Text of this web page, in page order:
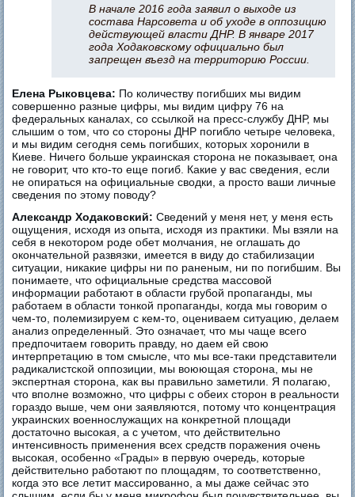
В начале 2016 года заявил о выходе из
состава Нарсовета и об уходе в оппозицию
действующей власти ДНР. В январе 2017
года Ходаковскому официально был
запрещен въезд на территорию России.
Елена Рыковцева: По количеству погибших мы видим
совершенно разные цифры, мы видим цифру 76 на
федеральных каналах, со ссылкой на пресс-службу ДНР, мы
слышим о том, что со стороны ДНР погибло четыре человека,
и мы видим сегодня семь погибших, которых хоронили в
Киеве. Ничего больше украинская сторона не показывает, она
не говорит, что кто-то еще погиб. Какие у вас сведения, если
не опираться на официальные сводки, а просто ваши личные
сведения по этому поводу?
Александр Ходаковский: Сведений у меня нет, у меня есть
ощущения, исходя из опыта, исходя из практики. Мы взяли на
себя в некотором роде обет молчания, не оглашать до
окончательной развязки, имеется в виду до стабилизации
ситуации, никакие цифры ни по раненым, ни по погибшим. Вы
понимаете, что официальные средства массовой
информации работают в области грубой пропаганды, мы
работаем в области тонкой пропаганды, когда мы говорим о
чем-то, полемизируем с кем-то, оцениваем ситуацию, делаем
анализ определенный. Это означает, что мы чаще всего
предпочитаем говорить правду, но даем ей свою
интерпретацию в том смысле, что мы все-таки представители
радикалистской оппозиции, мы воюющая сторона, мы не
экспертная сторона, как вы правильно заметили. Я полагаю,
что вполне возможно, что цифры с обеих сторон в реальности
гораздо выше, чем они заявляются, потому что концентрация
украинских военнослужащих на конкретной площади
достаточно высокая, а с учетом, что действительно
интенсивность применения всех средств поражения очень
высокая, особенно «Грады» в первую очередь, которые
действительно работают по площадям, то соответственно,
когда это все летит массированно, а мы даже сейчас это